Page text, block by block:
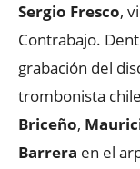
Sergio Fresco,
Contrabajo.
grabación del
trombonista
Briceño,
Barrera en el